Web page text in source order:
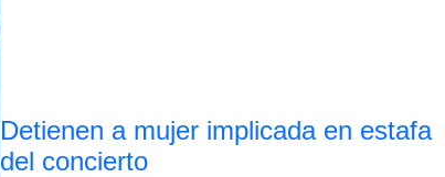
Detienen a mujer implicada en estafa
del concierto